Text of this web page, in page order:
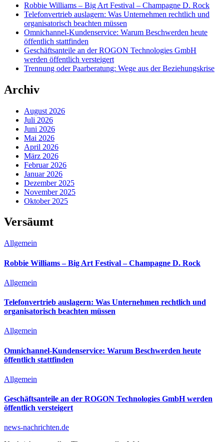
Robbie Williams – Big Art Festival – Champagne D. Rock
Telefonvertrieb auslagern: Was Unternehmen rechtlich und
organisatorisch beachten müssen
Omnichannel-Kundenservice: Warum Beschwerden heute
öffentlich stattfinden
Geschäftsanteile an der ROGON Technologies GmbH
werden öffentlich versteigert
Trennung oder Paarberatung: Wege aus der Beziehungskrise
Archiv
August 2026
Juli 2026
Juni 2026
Mai 2026
April 2026
März 2026
Februar 2026
Januar 2026
Dezember 2025
November 2025
Oktober 2025
Versäumt
Allgemein
Robbie Williams – Big Art Festival – Champagne D. Rock
Allgemein
Telefonvertrieb auslagern: Was Unternehmen rechtlich und
organisatorisch beachten müssen
Allgemein
Omnichannel-Kundenservice: Warum Beschwerden heute
öffentlich stattfinden
Allgemein
Geschäftsanteile an der ROGON Technologies GmbH werden
öffentlich versteigert
news-nachrichten.de